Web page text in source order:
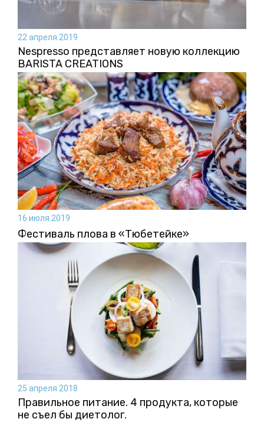
22 апреля 2019
Nespresso представляет новую коллекцию
BARISTA CREATIONS
16 июля 2019
Фестиваль плова в «Тюбетейке»
25 апреля 2018
Правильное питание. 4 продукта, которые
не съел бы диетолог.